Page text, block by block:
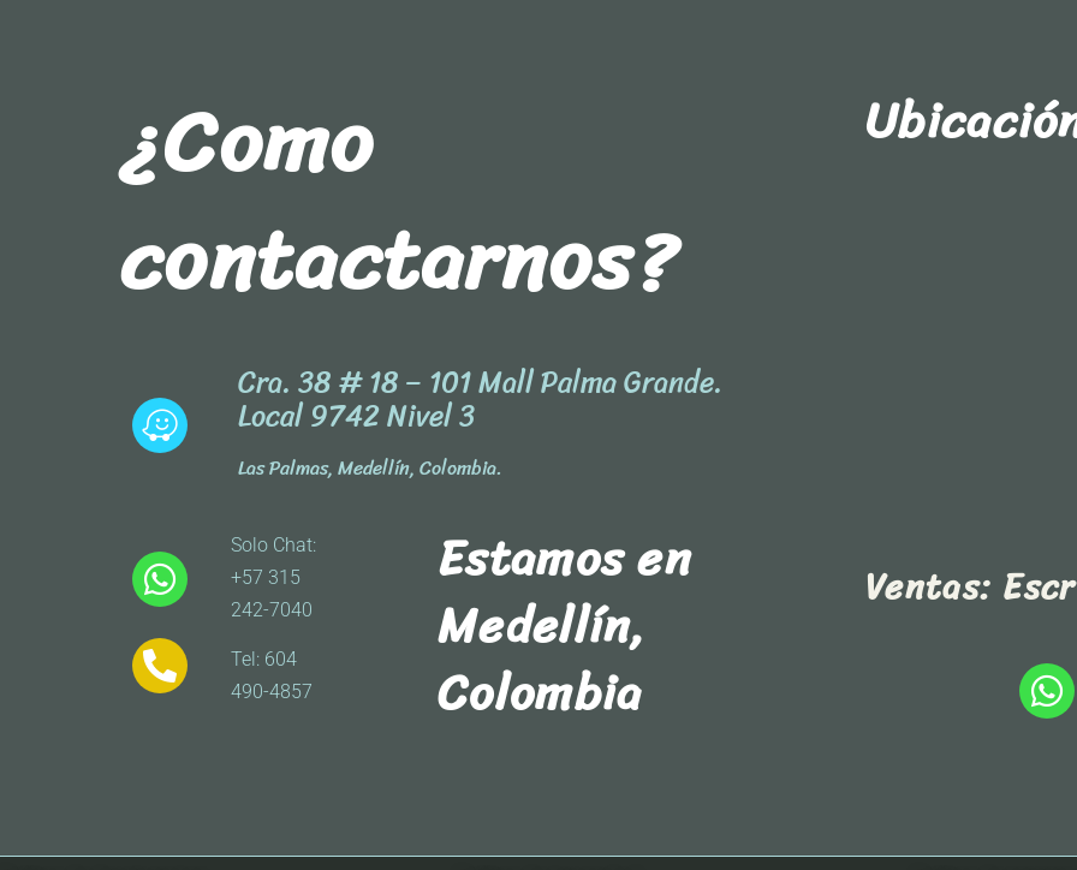
¿Como
contactarnos?
Cra. 38 # 18 – 101 Mall Palma Grande.
Local 9742 Nivel 3
Las Palmas, Medellín, Colombia.
Solo Chat:
+57 315
242-7040
Tel: 604
490-4857
Estamos en
Medellín,
Colombia
Ventas: